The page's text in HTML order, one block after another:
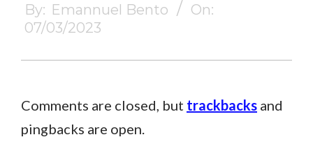
03-
07
By: Emannuel Bento
On:
07/03/2023
Comments are closed, but trackbacks and
pingbacks are open.